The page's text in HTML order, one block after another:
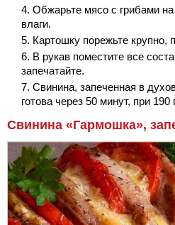
Обжарьте мясо с грибами
влаги.
Картошку порежьте крупно,
В рукав поместите все
запечатайте.
Свинина, запеченная в
готова через 50 минут, при 190
Свинина «Гармошка»,